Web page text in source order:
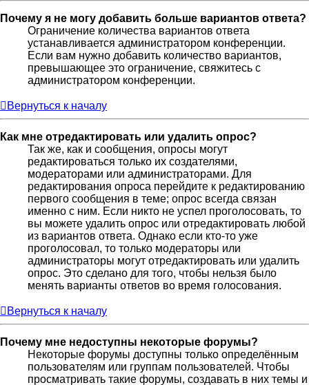
Почему я не могу добавить больше вариантов ответа?
Ограничение количества вариантов ответа
устанавливается администратором конференции.
Если вам нужно добавить количество вариантов,
превышающее это ограничение, свяжитесь с
администратором конференции.
Вернуться к началу
Как мне отредактировать или удалить опрос?
Так же, как и сообщения, опросы могут
редактироваться только их создателями,
модераторами или администраторами. Для
редактирования опроса перейдите к редактированию
первого сообщения в теме; опрос всегда связан
именно с ним. Если никто не успел проголосовать, то
вы можете удалить опрос или отредактировать любой
из вариантов ответа. Однако если кто-то уже
проголосовал, то только модераторы или
администраторы могут отредактировать или удалить
опрос. Это сделано для того, чтобы нельзя было
менять варианты ответов во время голосования.
Вернуться к началу
Почему мне недоступны некоторые форумы?
Некоторые форумы доступны только определённым
пользователям или группам пользователей. Чтобы
просматривать такие форумы, создавать в них темы и